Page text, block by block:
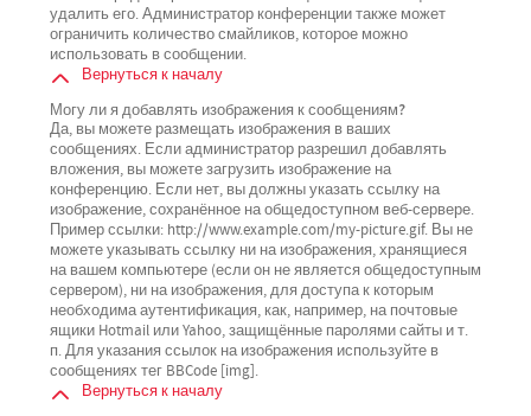
удалить его. Администратор конференции также может
ограничить количество смайликов, которое можно
использовать в сообщении.
Вернуться к началу
Могу ли я добавлять изображения к сообщениям?
Да, вы можете размещать изображения в ваших
сообщениях. Если администратор разрешил добавлять
вложения, вы можете загрузить изображение на
конференцию. Если нет, вы должны указать ссылку на
изображение, сохранённое на общедоступном веб-сервере.
Пример ссылки: http://www.example.com/my-picture.gif. Вы не
можете указывать ссылку ни на изображения, хранящиеся
на вашем компьютере (если он не является общедоступным
сервером), ни на изображения, для доступа к которым
необходима аутентификация, как, например, на почтовые
ящики Hotmail или Yahoo, защищённые паролями сайты и т.
п. Для указания ссылок на изображения используйте в
сообщениях тег BBCode [img].
Вернуться к началу